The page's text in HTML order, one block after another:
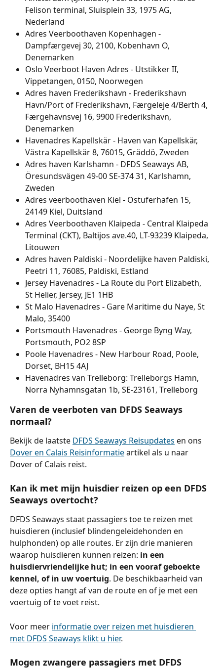
Felison terminal, Sluisplein 33, 1975 AG,
Nederland
Adres Veerboothaven Kopenhagen -
Dampfærgevej 30, 2100, Kobenhavn O,
Denemarken
Oslo Veerboot Haven Adres - Utstikker II,
Vippetangen, 0150, Noorwegen
Adres haven Frederikshavn - Frederikshavn
Havn/Port of Frederikshavn, Færgeleje 4/Berth 4,
Færgehavnsvej 16, 9900 Frederikshavn,
Denemarken
Havenadres Kapellskär - Haven van Kapellskär,
Västra Kapellskär 8, 76015, Gräddö, Zweden
Adres haven Karlshamn - DFDS Seaways AB,
Öresundsvägen 49-00 SE-374 31, Karlshamn,
Zweden
Adres veerboothaven Kiel - Ostuferhafen 15,
24149 Kiel, Duitsland
Adres Veerboothaven Klaipeda - Central Klaipeda
Terminal (CKT), Baltijos ave.40, LT-93239 Klaipeda,
Litouwen
Adres haven Paldiski - Noordelijke haven Paldiski,
Peetri 11, 76085, Paldiski, Estland
Jersey Havenadres - La Route du Port Elizabeth,
St Helier, Jersey, JE1 1HB
St Malo Havenadres - Gare Maritime du Naye, St
Malo, 35400
Portsmouth Havenadres - George Byng Way,
Portsmouth, PO2 8SP
Poole Havenadres - New Harbour Road, Poole,
Dorset, BH15 4AJ
Havenadres van Trelleborg: Trelleborgs Hamn,
Norra Nyhamnsgatan 1b, SE-23161, Trelleborg
Varen de veerboten van DFDS Seaways
normaal?
Bekijk de laatste DFDS Seaways Reisupdates en ons
Dover en Calais Reisinformatie artikel als u naar
Dover of Calais reist.
Kan ik met mijn huisdier reizen op een DFDS
Seaways overtocht?
DFDS Seaways staat passagiers toe te reizen met
huisdieren (inclusief blindengeleidehonden en
hulphonden) op alle routes. Er zijn drie manieren
waarop huisdieren kunnen reizen: in een
huisdiervriendelijke hut; in een vooraf geboekte
kennel, of in uw voertuig. De beschikbaarheid van
deze opties hangt af van de route en of je met een
voertuig of te voet reist.
Voor meer informatie over reizen met huisdieren
met DFDS Seaways klikt u hier.
Mogen zwangere passagiers met DFDS